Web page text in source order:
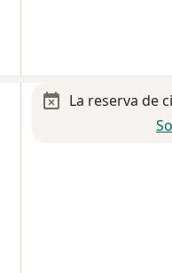
La reserva de